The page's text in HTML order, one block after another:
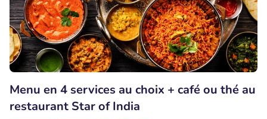
Menu en 4 services au choix + café ou thé au
restaurant Star of India